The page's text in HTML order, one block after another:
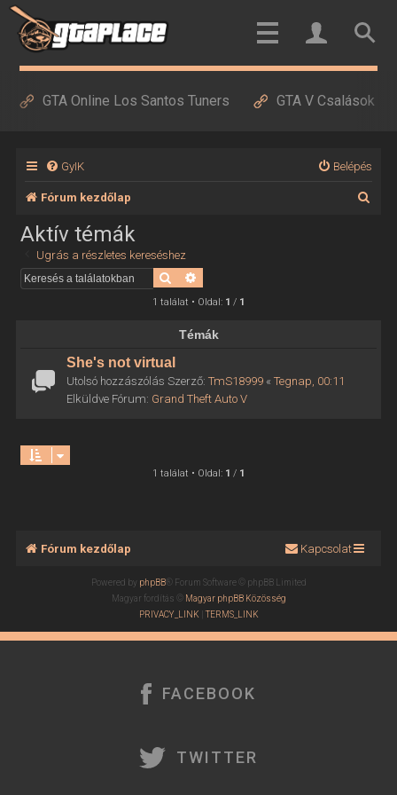
GTA Online Los Santos Tuners GTA V Csalások
GyIK Belépés
Fórum kezdőlap
Aktív témák
Ugrás a részletes kereséshez
Keresés
1 találat • Oldal: 1 / 1
Témák
She's not virtual
Utolsó hozzászólás Szerző: TmS18999« Tegnap, 00:11
Elküldve Fórum: Grand Theft Auto V
1 találat • Oldal: 1 / 1
Fórum kezdőlap Kapcsolat
Powered by phpBB® Forum Software © phpBB Limited
Magyar fordítás ©
Magyar phpBB Közösség
PRIVACY_LINK| TERMS_LINK
FACEBOOK
TWITTER